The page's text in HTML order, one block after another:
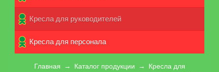
Кресла для руководителей
Кpecла для персонала
Главная → Каталог продукции →
Кресла для